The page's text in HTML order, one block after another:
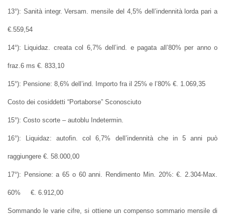
13°): Sanità integr. Versam. mensile del 4,5% dell’indennità lorda pari a
€.559,54
14°): Liquidaz. creata col 6,7% dell’ind. e pagata all’80% per anno o
fraz.6 ms €. 833,10
15°): Pensione: 8,6% dell’ind. Importo fra il 25% e l’80% €. 1.069,35
Costo dei cosiddetti “Portaborse” Sconosciuto
15°): Costo scorte – autoblu Indetermin.
16°): Liquidaz: autofin. col 6,7% dell’indennità che in 5 anni può
raggiungere €. 58.000,00
17°): Pensione: a 65 o 60 anni. Rendimento Min. 20%: €. 2.304-Max.
60% €. 6.912,00
Sommando le varie cifre, si ottiene un compenso sommario mensile di